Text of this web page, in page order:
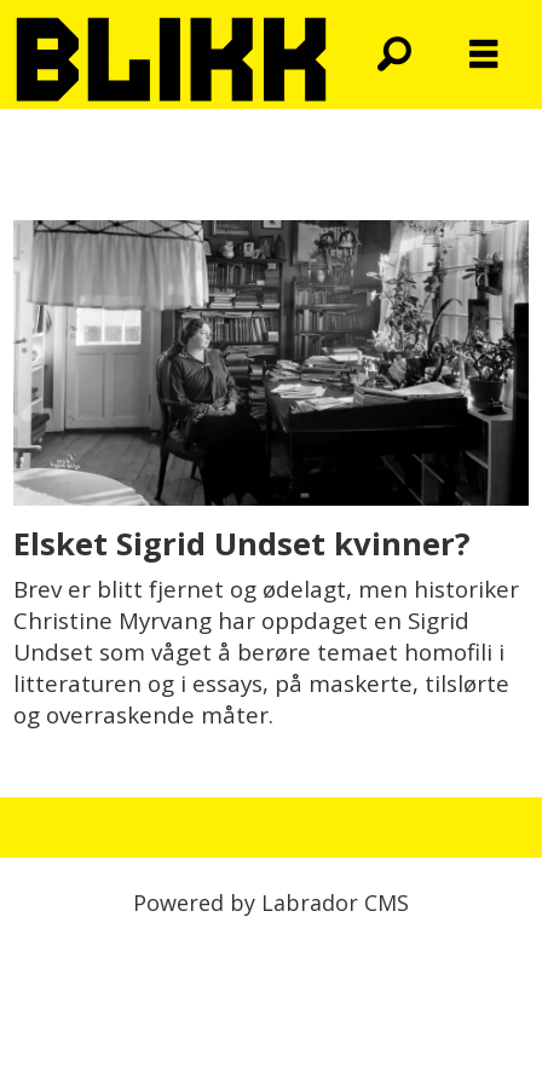
christine
myrvang
Elsket Sigrid Undset kvinner?
Brev er blitt fjernet og ødelagt, men historiker
Christine Myrvang har oppdaget en Sigrid
Undset som våget å berøre temaet homofili i
litteraturen og i essays, på maskerte, tilslørte
og overraskende måter.
Powered by Labrador CMS